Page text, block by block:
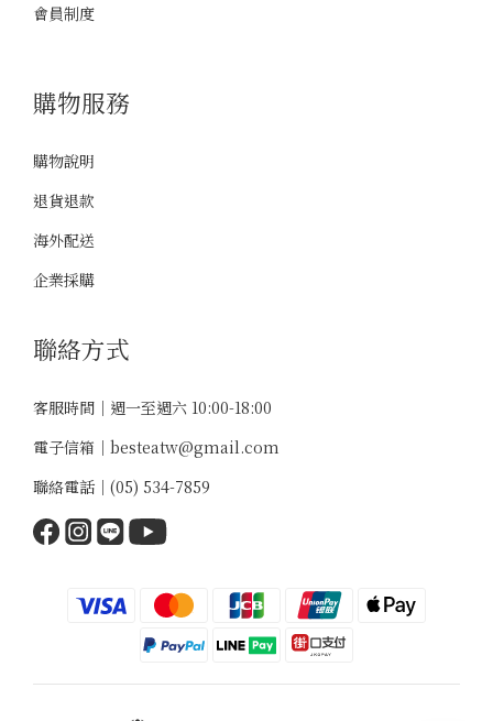
會員制度
購物服務
購物說明
退貨退款
海外配送
企業採購
聯絡方式
客服時間｜週一至週六 10:00-18:00
電子信箱｜ besteatw@gmail.com
聯絡電話｜ (05) 534-7859